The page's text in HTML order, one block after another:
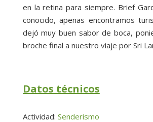
en la retina para siempre. Brief
conocido, apenas encontramos
dejó muy buen sabor de boca,
broche final a nuestro viaje por Sri
Datos técnicos
Actividad: Senderismo